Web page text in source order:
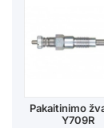
Pakaitinimo
Y709R